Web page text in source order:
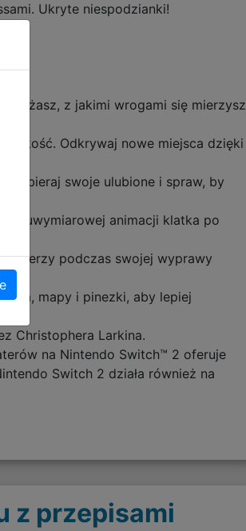
Ukryte niespodzianki!
z jakimi wrogami się mierzysz
Odkrywaj nowe miejsca dzięki
swoje ulubione i spraw, by
animacji klatka po
rycerzy podczas swojej wyprawy
mapy i pinezki, aby lepiej
Christophera Larkina.
na Nintendo Switch™ 2 oferuje
Switch 2 działa również na
z przepisami